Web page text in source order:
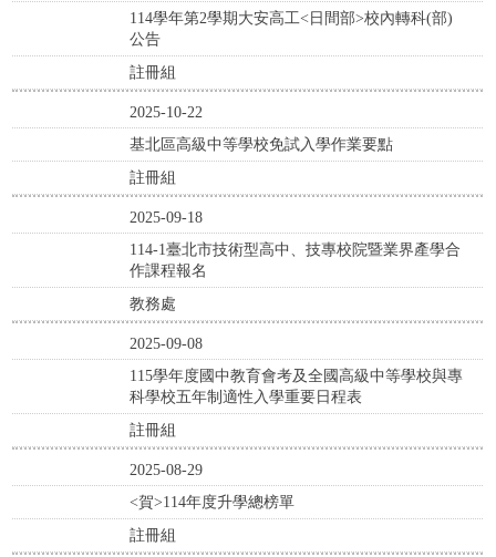
114學年第2學期大安高工<日間部>校內轉科(部)
公告
註冊組
2025-10-22
基北區高級中等學校免試入學作業要點
註冊組
2025-09-18
114-1臺北市技術型高中、技專校院暨業界產學合
作課程報名
教務處
2025-09-08
115學年度國中教育會考及全國高級中等學校與專
科學校五年制適性入學重要日程表
註冊組
2025-08-29
<賀>114年度升學總榜單
註冊組